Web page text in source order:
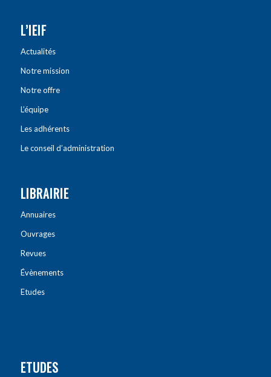
L’IEIF
Actualités
Notre mission
Notre offre
L’équipe
Les adhérents
Le conseil d’administration
LIBRAIRIE
Annuaires
Ouvrages
Revues
Évènements
Etudes
ETUDES